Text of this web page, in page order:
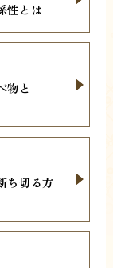
性とは
物と
ち切る方